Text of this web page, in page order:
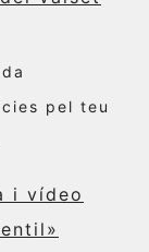
pel teu
i vídeo